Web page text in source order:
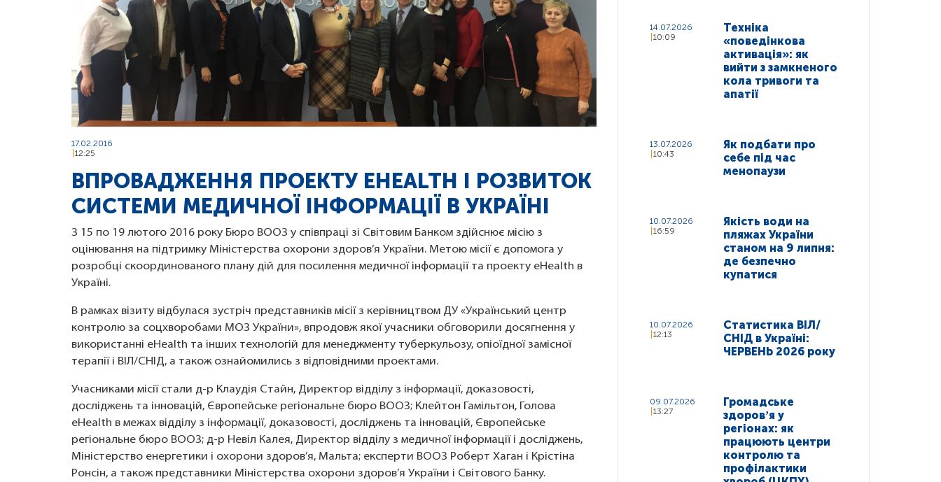
17.02.2016
12:25
ВПРОВАДЖЕННЯ ПРОЕКТУ EHEALTH І РОЗВИТОК
СИСТЕМИ МЕДИЧНОЇ ІНФОРМАЦІЇ В УКРАЇНІ
З 15 по 19 лютого 2016 року Бюро ВООЗ у співпраці зі Світовим Банком здійснює місію з
оцінювання на підтримку Міністерства охорони здоров’я України. Метою місії є допомога у
розробці скоординованого плану дій для посилення медичної інформації та проекту eHealth в
Україні.
В рамках візиту відбулася зустріч представників місії з керівництвом ДУ «Український центр
контролю за соцхворобами МОЗ України», впродовж якої учасники обговорили досягнення у
використанні eHealth та інших технологій для менеджменту туберкульозу, опіоїдної замісної
терапії і ВІЛ/СНІД, а також ознайомились з відповідними проектами.
Учасниками місії стали д-р Клаудія Стайн, Директор відділу з інформації, доказовості,
досліджень та інновацій, Європейське регіональне бюро ВООЗ; Клейтон Гамільтон, Голова
eHealth в межах відділу з інформації, доказовості, досліджень та інновацій, Європейське
регіональне бюро ВООЗ; д-р Невіл Калея, Директор відділу з медичної інформації і досліджень,
Міністерство енергетики і охорони здоров’я, Мальта; експерти ВООЗ Роберт Хаган і Крістіна
Ронсін, а також представники Міністерства охорони здоров’я України і Світового Банку.
14.07.2026
10:09
Техніка
«поведінкова
активація»: як
вийти з замкненого
кола тривоги та
апатії
13.07.2026
10:43
Як подбати про
себе під час
менопаузи
10.07.2026
16:59
Якість води на
пляжах України
станом на 9 липня:
де безпечно
купатися
10.07.2026
12:13
Статистика ВІЛ/
СНІД в Україні:
ЧЕРВЕНЬ 2026 року
09.07.2026
13:27
Громадське
здоровʼя у
регіонах: як
працюють центри
контролю та
профілактики